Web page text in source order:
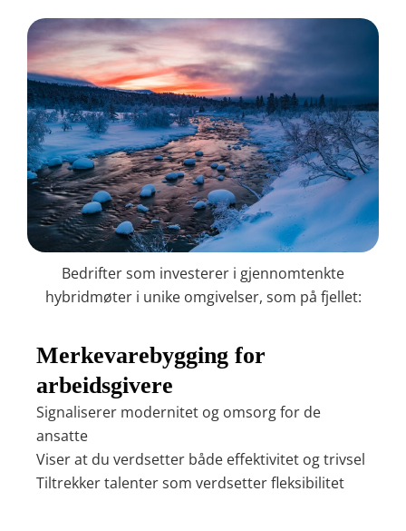
Bedrifter som investerer i gjennomtenkte
hybridmøter i unike omgivelser, som på fjellet:
Merkevarebygging for
arbeidsgivere
Signaliserer modernitet og omsorg for de
ansatte
Viser at du verdsetter både effektivitet og trivsel
Tiltrekker talenter som verdsetter fleksibilitet